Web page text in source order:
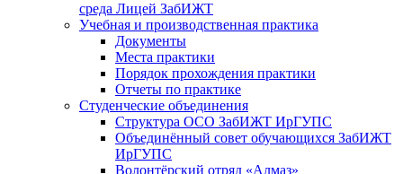
среда Лицей ЗабИЖТ
Учебная и производственная практика
Документы
Места практики
Порядок прохождения практики
Отчеты по практике
Студенческие объединения
Структура ОСО ЗабИЖТ ИрГУПС
Объединённый совет обучающихся ЗабИЖТ
ИрГУПС
Волонтёрский отряд «Алмаз»